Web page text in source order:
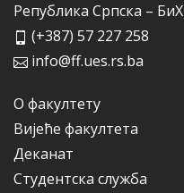
Република Српска – БиХ
(+387) 57 227 258
info@ff.ues.rs.ba
О факултету
Вијеће факултета
Деканат
Студентска служба